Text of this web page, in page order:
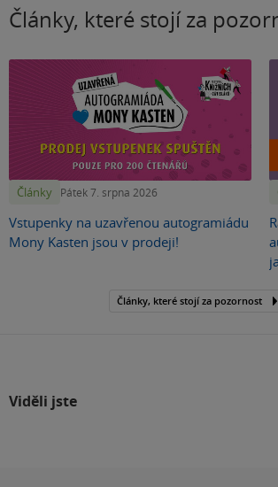
Články, které stojí za
Články Pátek 7. srpna 2026
Vstupenky na uzavřenou autogramiádu
Mony Kasten jsou v prodeji!
Články, které stojí za pozornost
Viděli jste